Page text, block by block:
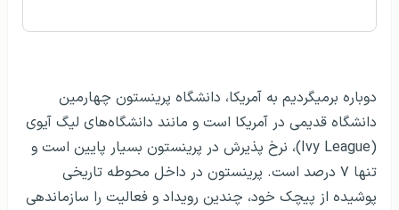
دوباره برمیگردیم به آمریکا، دانشگاه پرینستون چهارمین
دانشگاه قدیمی در آمریکا است و مانند دانشگاه‌های لیگ آیوی
(Ivy League)، نرخ پذیرش در پرینستون بسیار پایین است و
تنها ۷ درصد است. پرینستون در داخل محوطه تاریخی
پوشیده از پیچک خود، چندین رویداد و فعالیت را سازماندهی